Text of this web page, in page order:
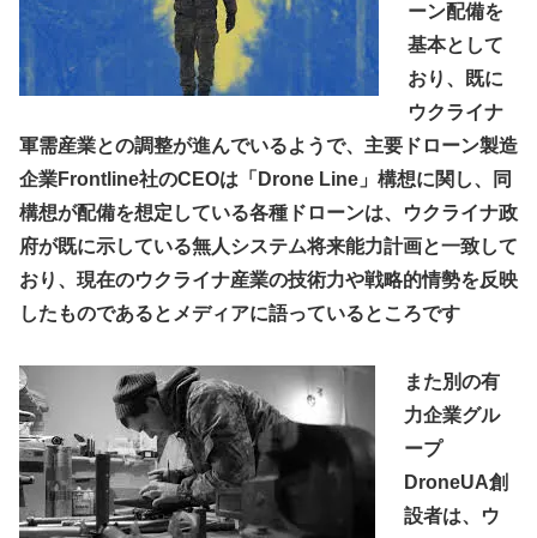
ーン配備を
基本として
おり、既に
ウクライナ
軍需産業との調整が進んでいるようで、主要ドローン製造
企業Frontline社のCEOは「Drone Line」構想に関し、同
構想が配備を想定している各種ドローンは、ウクライナ政
府が既に示している無人システム将来能力計画と一致して
おり、現在のウクライナ産業の技術力や戦略的情勢を反映
したものであるとメディアに語っているところです
また別の有
力企業グル
ープ
DroneUA創
設者は、ウ